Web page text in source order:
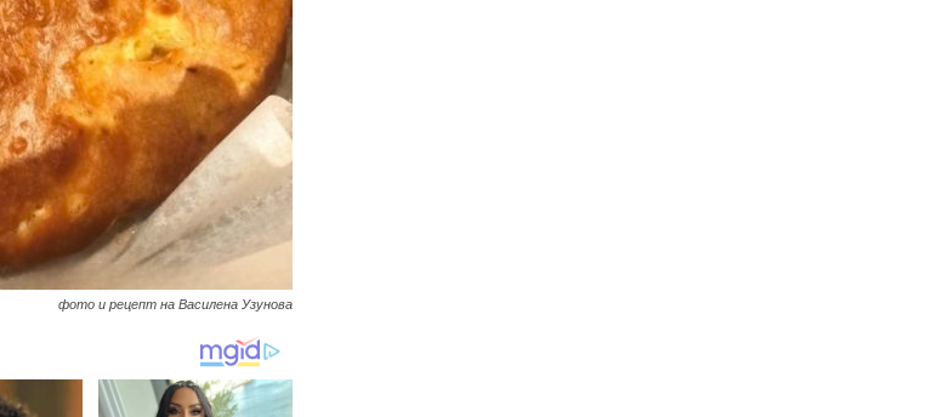
фото и рецепт на Василена Узунова